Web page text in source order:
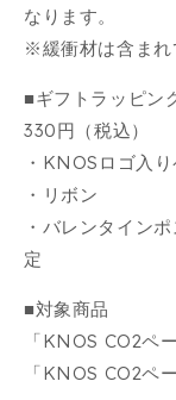
なります。
※緩衝材は含まれ
■ギフトラッピン
330円（税込）
・KNOSロゴ入
・リボン
・バレンタイン
定
■対象商品
「KNOS CO2ペ
「KNOS CO2ペ